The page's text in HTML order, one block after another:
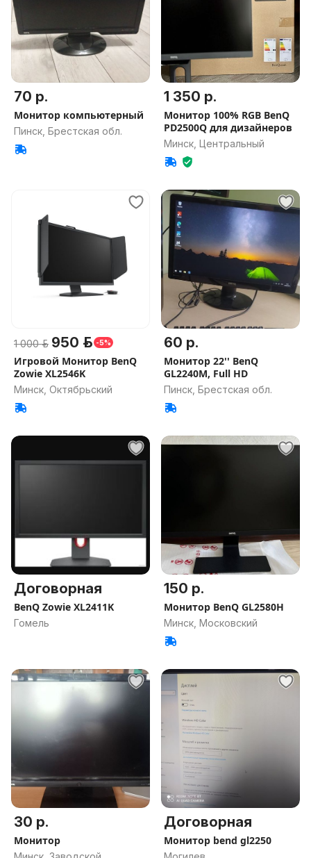
70 р.
Монитор компьютерный
Пинск, Брестская обл.
1 350 р.
Монитор 100% RGB BenQ
PD2500Q для дизайнеров
Минск, Центральный
1 000 р. 950 р. -5%
Игровой Монитор BenQ
Zowie XL2546K
Минск, Октябрьский
60 р.
Монитор 22'' BenQ
GL2240M, Full HD
Пинск, Брестская обл.
Договорная
BenQ Zowie XL2411K
Гомель
150 р.
Монитор BenQ GL2580H
Минск, Московский
30 р.
Монитор
Договорная
Монитор bend gl2250